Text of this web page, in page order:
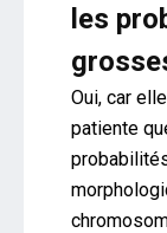
les
Oui, car
patiente